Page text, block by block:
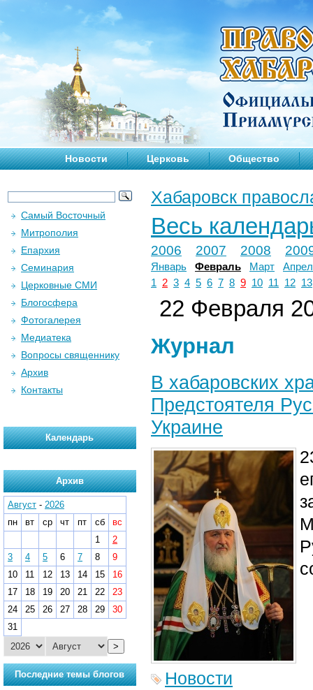
Новости Церковь Общество
Хабаровск
Весь
2006 2007 2008
Январь Февраль Март
1
2 3 4 5 6 7 8 9 10 11 12 13
22 Февраля
Журнал
В хабаровских
Предстоятеля
Украине
Новости
Самый Восточный
Митрополия
Епархия
Семинария
Церковные СМИ
Блогосфера
Фотогалерея
Медиатека
Вопросы священнику
Архив
Контакты
Календарь
Архив
Август - 2026
пн
вт ср чт пт сб
вс
1
2
3
4 5 6 7 8
9
10
11 12 13 14 15
16
17
18 19 20 21 22
23
24
25 26 27 28 29
30
31
>
Последние темы блогов